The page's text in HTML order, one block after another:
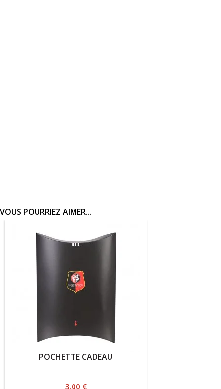
VOUS POURRIEZ AIMER...
POCHETTE CADEAU